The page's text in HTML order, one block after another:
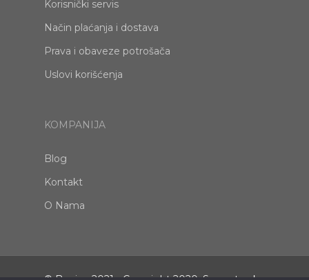
Korisnički servis
Način plaćanja i dostava
Prava i obaveze potrošača
Uslovi korišćenja
KOMPANIJA
Blog
Kontakt
O Nama